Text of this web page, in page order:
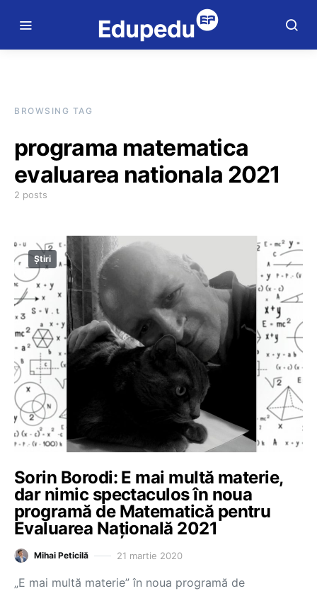
BROWSING TAG
programa matematica
evaluarea nationala 2021
2 posts
Știri
Sorin Borodi: E mai multă materie,
dar nimic spectaculos în noua
programă de Matematică pentru
Evaluarea Națională 2021
Mihai Peticilă 21 martie 2020
„E mai multă materie” în noua programă de